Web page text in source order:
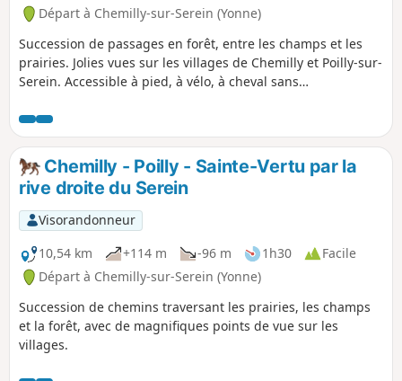
Départ à Chemilly-sur-Serein (Yonne)
Succession de passages en forêt, entre les champs et les
prairies. Jolies vues sur les villages de Chemilly et Poilly-sur-
Serein. Accessible à pied, à vélo, à cheval sans
essentiellement des chemins de tracteurs bien définis ou
de belles allées forestières en haut de la montée de
Chemilly et à la descente sur l'ancienne ligne de chemin de
fer en arrivant sur la commune de Sainte-Vertu. Les routes
empruntées sont très peu fréquentées.
Chemilly - Poilly - Sainte-Vertu par la
rive droite du Serein
Visorandonneur
10,54 km
+114 m -96 m 1h30
Facile
Départ à Chemilly-sur-Serein (Yonne)
Succession de chemins traversant les prairies, les champs
et la forêt, avec de magnifiques points de vue sur les
villages.